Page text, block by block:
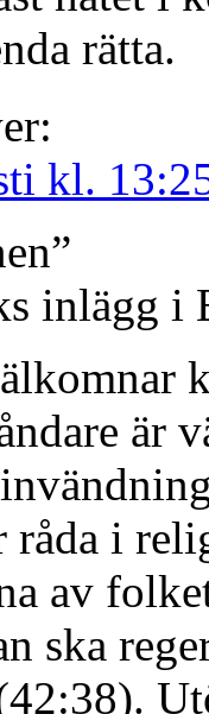
rätta.
kl.
inlägg i
är
råda i
av
ska